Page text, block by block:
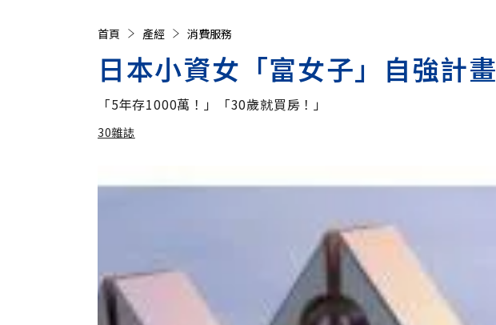
首頁 產經 消費服務
日本小資女「富女子」自強計畫
「5年存1000萬！」「30歲就買房！」
30雜誌